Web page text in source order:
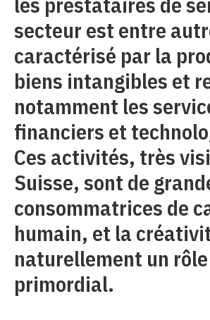
secteur est entre
caractérisé par la
biens intangibles et
notamment les
financiers et
Ces activités, très
Suisse, sont de
consommatrices de
humain, et la
naturellement un rôle
primordial.